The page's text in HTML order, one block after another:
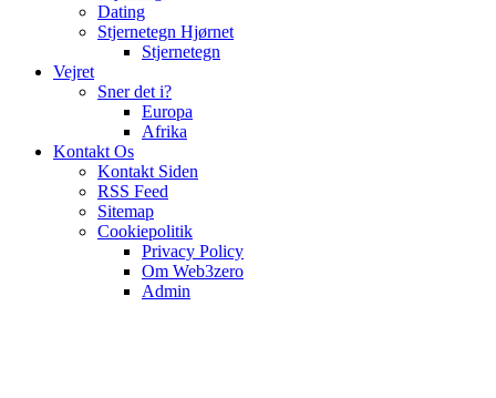
Dating
Stjernetegn Hjørnet
Stjernetegn
Vejret
Sner det i?
Europa
Afrika
Kontakt Os
Kontakt Siden
RSS Feed
Sitemap
Cookiepolitik
Privacy Policy
Om Web3zero
Admin